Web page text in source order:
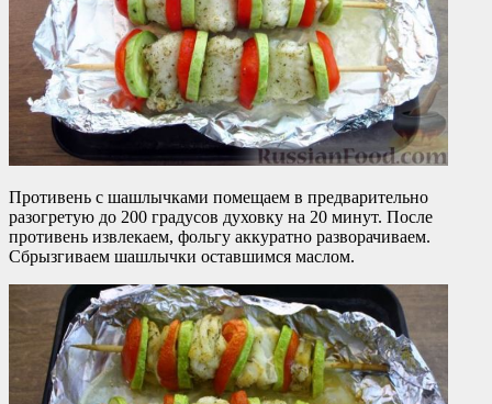
Противень с шашлычками помещаем в предварительно
разогретую до 200 градусов духовку на 20 минут. После
противень извлекаем, фольгу аккуратно разворачиваем.
Сбрызгиваем шашлычки оставшимся маслом.